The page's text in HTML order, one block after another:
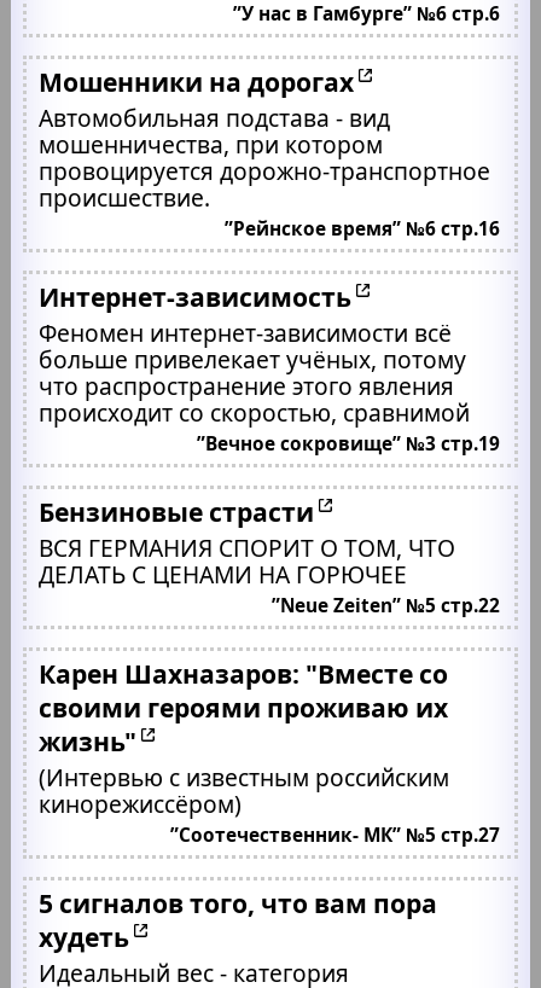
”У нас в Гамбурге” №6 стр.6
Мошенники на дорогах
Автомобильная подстава - вид
мошенничества, при котором
провоцируется дорожно-транспортное
происшествие.
”Рейнское время” №6 стр.16
Интернет-зависимость
Феномен интернет-зависимости всё
больше привелекает учёных, потому
что распространение этого явления
происходит со скоростью, сравнимой
”Вечное сокровище” №3 стр.19
Бензиновые страсти
ВСЯ ГЕРМАНИЯ СПОРИТ О ТОМ, ЧТО
ДЕЛАТЬ С ЦЕНАМИ НА ГОРЮЧЕЕ
”Neue Zeiten” №5 стр.22
Карен Шахназаров: "Вместе со
своими героями проживаю их
жизнь"
(Интервью с известным российским
кинорежиссёром)
”Соотечественник- МК” №5 стр.27
5 сигналов того, что вам пора
худеть
Идеальный вес - категория